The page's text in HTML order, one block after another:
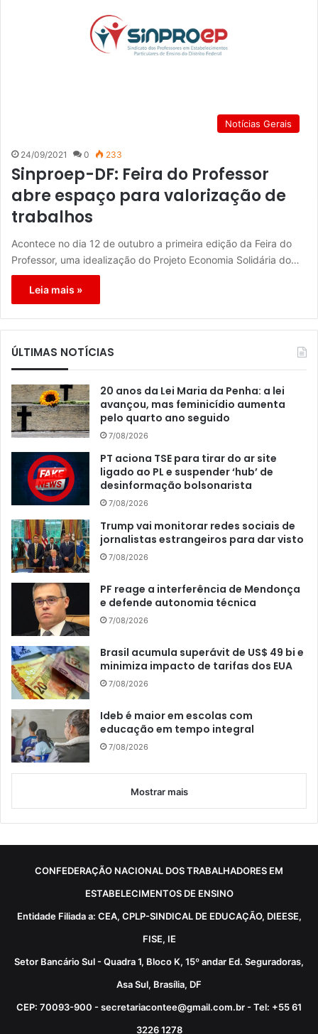
Notícias Gerais
24/09/2021 0 233
Sinproep-DF: Feira do Professor
abre espaço para valorização de
trabalhos
Acontece no dia 12 de outubro a primeira edição da Feira do
Professor, uma idealização do Projeto Economia Solidária do…
Leia mais »
ÚLTIMAS NOTÍCIAS
20 anos da Lei Maria da Penha: a lei
avançou, mas feminicídio aumenta
pelo quarto ano seguido
7/08/2026
PT aciona TSE para tirar do ar site
ligado ao PL e suspender ‘hub’ de
desinformação bolsonarista
7/08/2026
Trump vai monitorar redes sociais de
jornalistas estrangeiros para dar visto
7/08/2026
PF reage a interferência de Mendonça
e defende autonomia técnica
7/08/2026
Brasil acumula superávit de US$ 49 bi e
minimiza impacto de tarifas dos EUA
7/08/2026
Ideb é maior em escolas com
educação em tempo integral
7/08/2026
Mostrar mais
CONFEDERAÇÃO NACIONAL DOS TRABALHADORES EM
ESTABELECIMENTOS DE ENSINO
Entidade Filiada a: CEA, CPLP-SINDICAL DE EDUCAÇÃO, DIEESE,
FISE, IE
Setor Bancário Sul - Quadra 1, Bloco K, 15º andar Ed. Seguradoras,
Asa Sul, Brasília, DF
CEP: 70093-900 - secretariacontee@gmail.com.br - Tel: +55 61
3226 1278